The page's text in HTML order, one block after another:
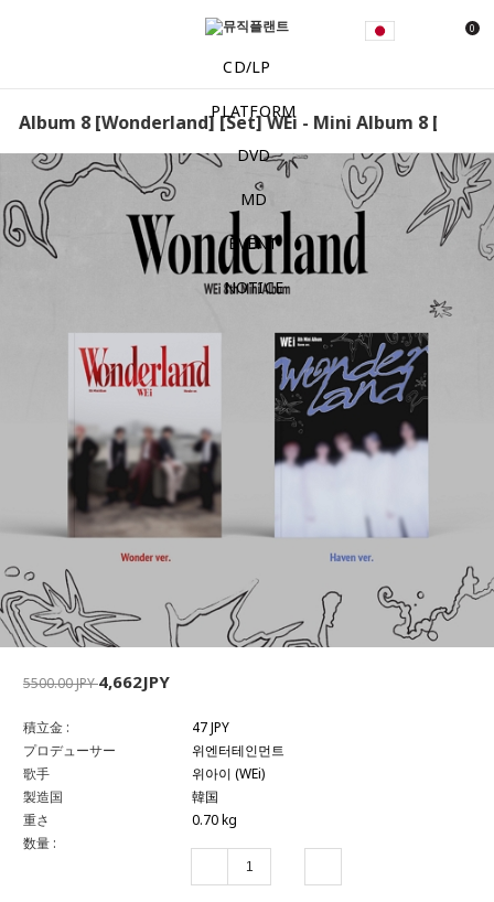
0
CD/LP
PLATFORM
DVD
MD
EVENT
NOTICE
Album 8 [Wonderland] [Set] WEi - Mini Album 8
5500.00 JPY4,662JPY
積立金 :
47 JPY
プロデューサー
위엔터테인먼트
歌手
위아이 (WEi)
製造国
韓国
重さ
0.70 kg
数量 :